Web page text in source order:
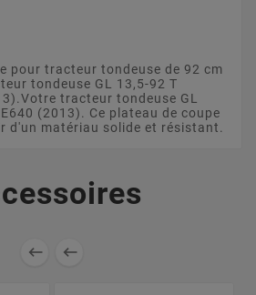
pour tracteur tondeuse de 92 cm
tondeuse GL 13,5-92 T
tracteur tondeuse GL
(2013). Ce plateau de coupe
d'un matériau solide et résistant.
 